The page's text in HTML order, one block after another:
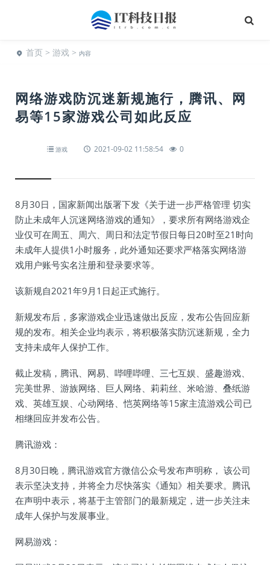
首页 > 游戏 > 内容
网络游戏防沉迷新规施行，腾讯、网
易等15家游戏公司如此反应
游戏 2021-09-02 11:58:54 0
8月30日，国家新闻出版署下发《关于进一步严格管理 切实
防止未成年人沉迷网络游戏的通知》，要求所有网络游戏企
业仅可在周五、周六、周日和法定节假日每日20时至21时向
未成年人提供1小时服务，此外通知还要求严格落实网络游
戏用户账号实名注册和登录要求等。
该新规自2021年9月1日起正式施行。
新规发布后，多家游戏企业迅速做出反应，发布公告回应新
规的发布。相关企业均表示，将积极落实防沉迷新规，全力
支持未成年人保护工作。
截止发稿，腾讯、网易、哔哩哔哩、三七互娱、盛趣游戏、
完美世界、游族网络、巨人网络、莉莉丝、米哈游、叠纸游
戏、英雄互娱、心动网络、恺英网络等15家主流游戏公司已
相继回应并发布公告。
腾讯游戏：
8月30日晚，腾讯游戏官方微信公众号发布声明称， 该公司
表示坚决支持，并将全力尽快落实《通知》相关要求。腾讯
在声明中表示，将基于主管部门的最新规定，进一步关注未
成年人保护与发展事业。
网易游戏：